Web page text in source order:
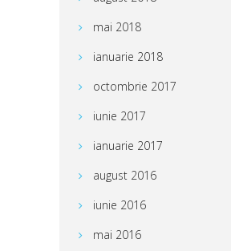
mai 2018
ianuarie 2018
octombrie 2017
iunie 2017
ianuarie 2017
august 2016
iunie 2016
mai 2016